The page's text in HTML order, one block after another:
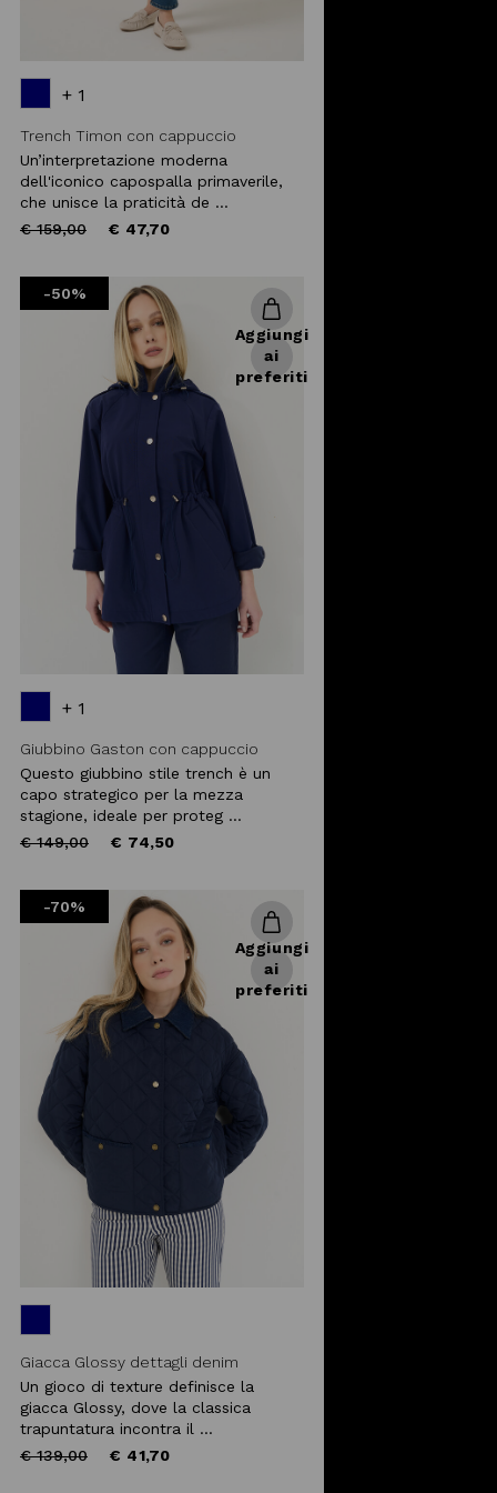
+ 1
Trench Timon con cappuccio
Un’interpretazione moderna
dell'iconico capospalla primaverile,
che unisce la praticità de ...
Price
€ 159,00to € 47,70
-50%
Aggiungi
ai
preferiti
+ 1
Giubbino Gaston con cappuccio
Questo giubbino stile trench è un
capo strategico per la mezza
stagione, ideale per proteg ...
Price
€ 149,00to € 74,50
-70%
Aggiungi
ai
preferiti
Giacca Glossy dettagli denim
Un gioco di texture definisce la
giacca Glossy, dove la classica
trapuntatura incontra il ...
Price
€ 139,00to € 41,70